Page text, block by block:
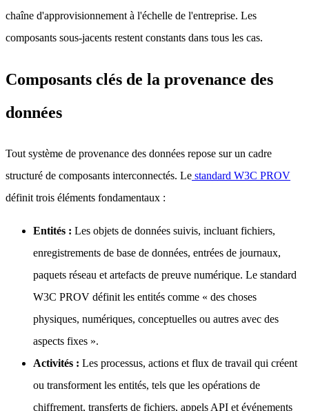
chaîne d'approvisionnement à l'échelle de l'entreprise. Les
composants sous-jacents restent constants dans tous les cas.
Composants clés de la provenance des
données
Tout système de provenance des données repose sur un cadre
structuré de composants interconnectés. Le standard W3C PROV
définit trois éléments fondamentaux :
Entités : Les objets de données suivis, incluant fichiers,
enregistrements de base de données, entrées de journaux,
paquets réseau et artefacts de preuve numérique. Le standard
W3C PROV définit les entités comme « des choses
physiques, numériques, conceptuelles ou autres avec des
aspects fixes ».
Activités : Les processus, actions et flux de travail qui créent
ou transforment les entités, tels que les opérations de
chiffrement, transferts de fichiers, appels API et événements